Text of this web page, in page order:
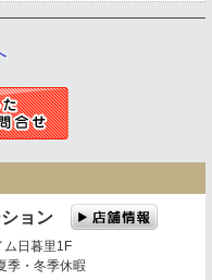
ション
ム日暮里1F
季・冬季休暇